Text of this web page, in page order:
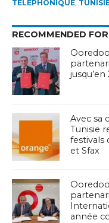
TÉLÉPHONIQUE,
RECOMMENDED
jusqu’en
Avec sa
Tunisie
festivals
et Sfax
année